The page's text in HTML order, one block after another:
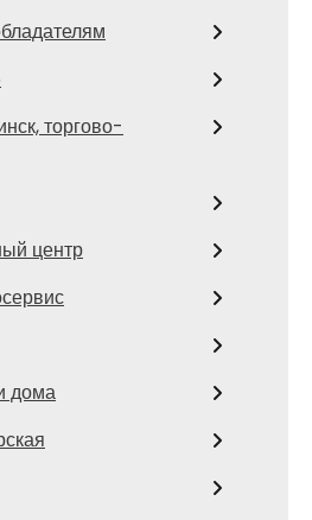
торгово-
центр
дома